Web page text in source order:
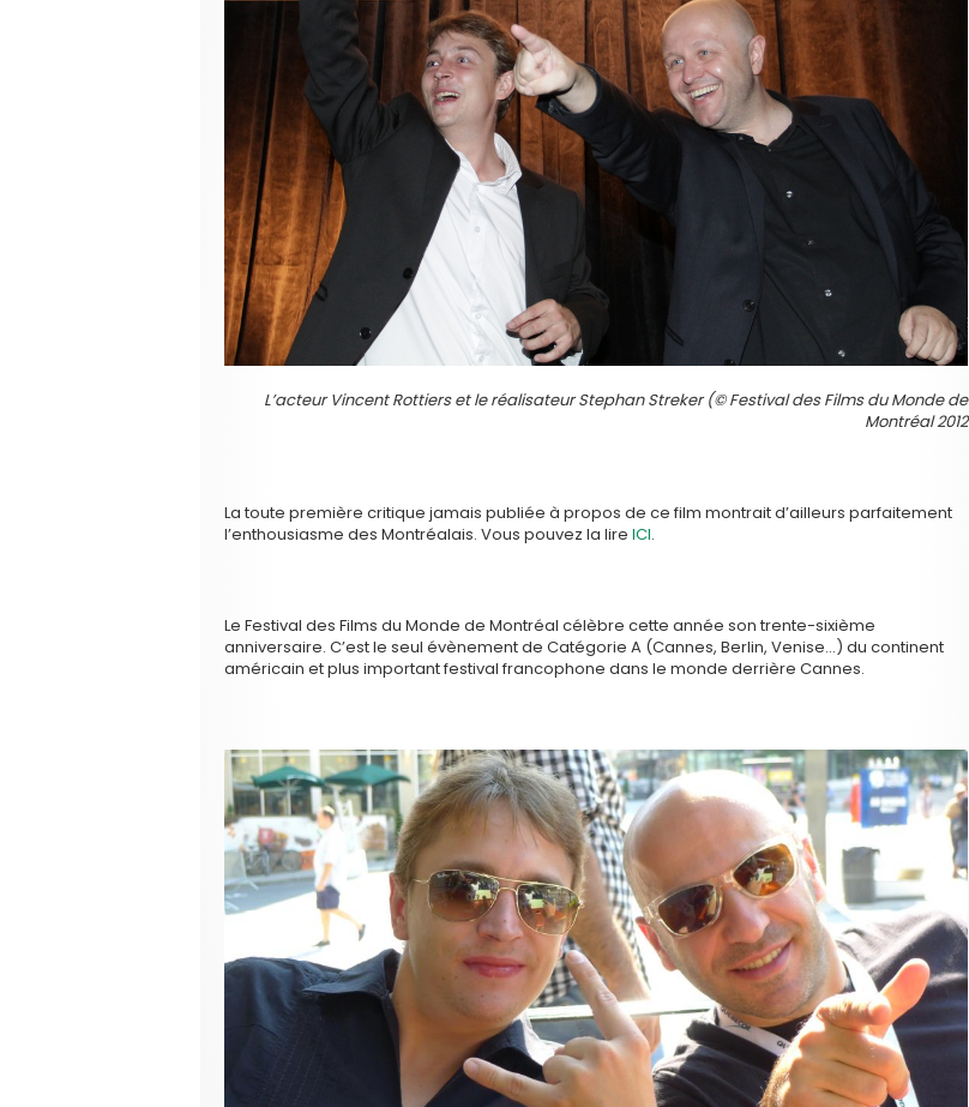
L’acteur Vincent Rottiers et le réalisateur Stephan Streker (© Festival des Films du Monde de
Montréal 2012
La toute première critique jamais publiée à propos de ce film montrait d’ailleurs parfaitement
l’enthousiasme des Montréalais. Vous pouvez la lire ICI.
Le Festival des Films du Monde de Montréal célèbre cette année son trente-sixième
anniversaire. C’est le seul évènement de Catégorie A (Cannes, Berlin, Venise…) du continent
américain et plus important festival francophone dans le monde derrière Cannes.